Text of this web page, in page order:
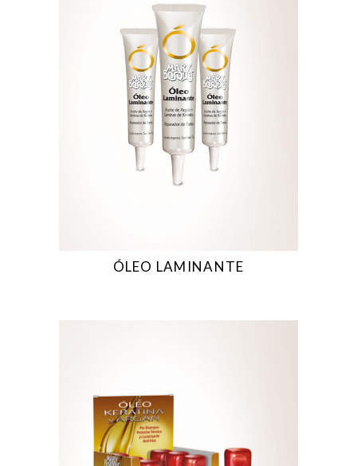
ÓLEO LAMINANTE